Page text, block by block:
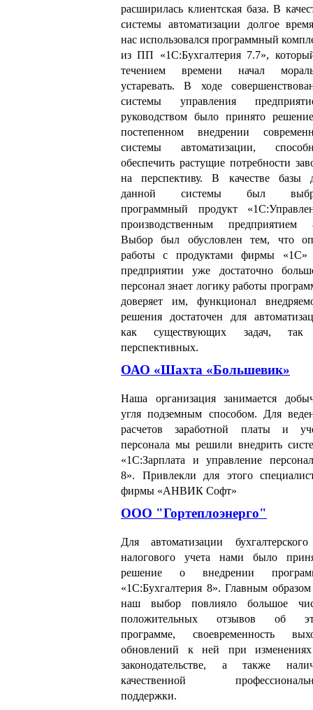
расширилась клиентская база. В
системы автоматизации долгое
нас использовался программный
из ПП «1С:Бухгалтерия 7.7»,
течением времени начал
устаревать. В ходе
системы управления
руководством было принято
постепенном внедрении
системы автоматизации,
обеспечить растущие потребности
на перспективу. В качестве базы
данной системы был
программный продукт
производственным предприятием
Выбор был обусловлен тем, что
работы с продуктами фирмы «1С»
предприятии уже достаточно
персонал знает логику работы
доверяет им, функционал
решения достаточен для
как существующих задач,
перспективных.
ОАО «Шахта «Большевик»
Наша организация занимается
угля подземным способом. Для
расчетов заработной платы и
персонала мы решили внедрить
«1С:Зарплата и управление
8». Привлекли для этого
фирмы «АНВИК Софт»
ООО "Гортеплоэнерго"
Для автоматизации
налогового учета нами было
решение о внедрении
«1С:Бухгалтерия 8». Главным
наш выбор повлияло большое
положительных отзывов об
программе, своевременность
обновлений к ней при
законодательстве, а также
качественной
поддержки.